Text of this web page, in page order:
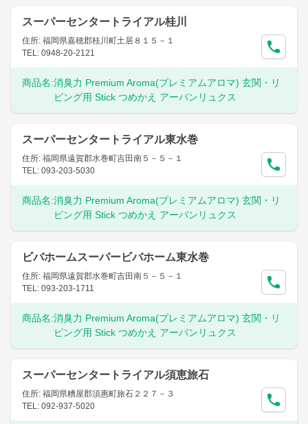
スーパーセンタートライアル桂川
住所: 福岡県嘉穂郡桂川町土居８１５－１
TEL: 0948-20-2121
商品名:消臭力 Premium Aroma(プレミアムアロマ) 玄関・リ
ビング用 Stick つめかえ アーバンリュクス
スーパーセンタートライアル東水巻
住所: 福岡県遠賀郡水巻町吉田南５－５－１
TEL: 093-203-5030
商品名:消臭力 Premium Aroma(プレミアムアロマ) 玄関・リ
ビング用 Stick つめかえ アーバンリュクス
ビバホームスーパービバホーム東水巻
住所: 福岡県遠賀郡水巻町吉田南５－５－１
TEL: 093-203-1711
商品名:消臭力 Premium Aroma(プレミアムアロマ) 玄関・リ
ビング用 Stick つめかえ アーバンリュクス
スーパーセンタートライアル須恵旅石
住所: 福岡県糟屋郡須惠町旅石２２７－３
TEL: 092-937-5020